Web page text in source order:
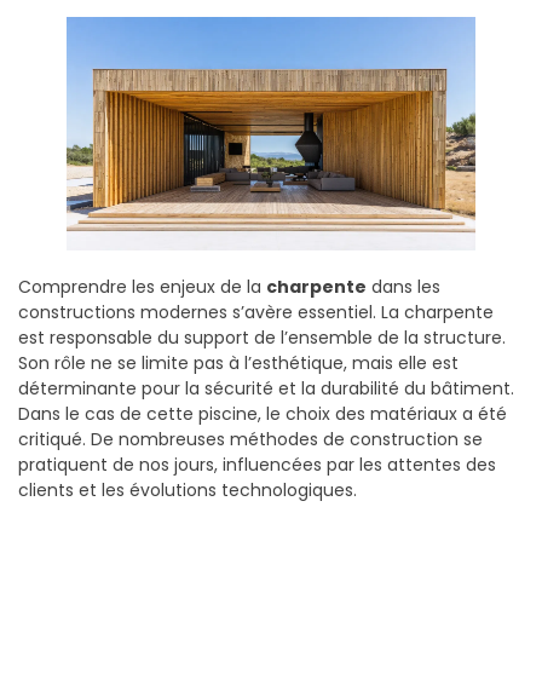
Comprendre les enjeux de la charpente dans les
constructions modernes s’avère essentiel. La charpente
est responsable du support de l’ensemble de la structure.
Son rôle ne se limite pas à l’esthétique, mais elle est
déterminante pour la sécurité et la durabilité du bâtiment.
Dans le cas de cette piscine, le choix des matériaux a été
critiqué. De nombreuses méthodes de construction se
pratiquent de nos jours, influencées par les attentes des
clients et les évolutions technologiques.